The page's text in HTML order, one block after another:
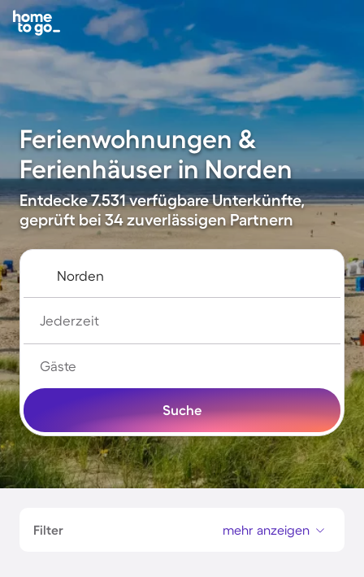
Ferienwohnungen &
Ferienhäuser in Norden
Entdecke 7.531 verfügbare Unterkünfte,
geprüft bei 34 zuverlässigen Partnern
Jederzeit
Gäste
Suche
Filter mehr anzeigen